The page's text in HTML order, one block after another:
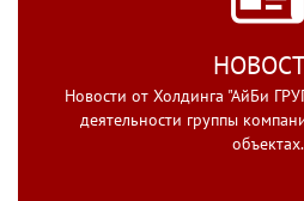
Новости от Холдинга "АйБи
деятельности группы
объектах.